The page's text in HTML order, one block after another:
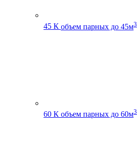
45 К объем парных до 45м3
60 К объем парных до 60м3